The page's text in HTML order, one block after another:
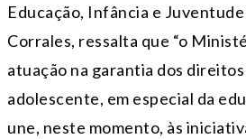
Educação, Infância e
Corrales, ressalta que “o
atuação na garantia dos
adolescente, em especial da
une, neste momento, às